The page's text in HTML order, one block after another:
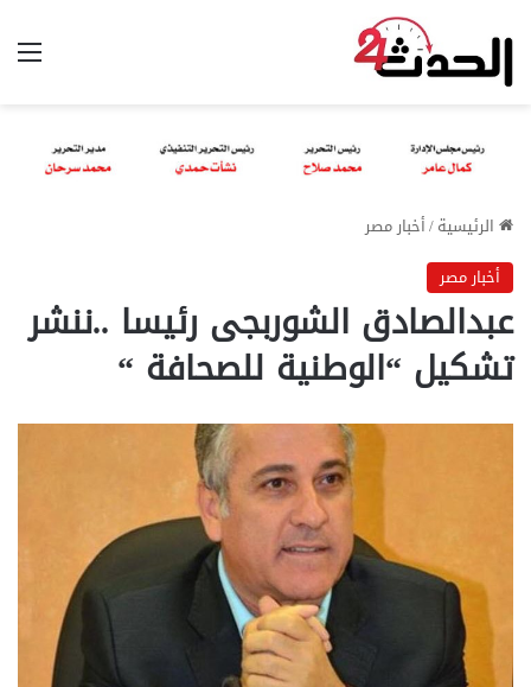
الرئيسية/أخبار مصر
أخبار مصر
عبدالصادق الشوربجى رئيسا ..ننشر
تشكيل “الوطنية للصحافة “